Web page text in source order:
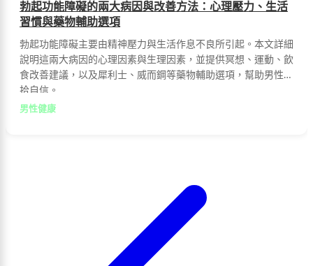
勃起功能障礙的兩大病因與改善方法：心理壓力、生活
習慣與藥物輔助選項
勃起功能障礙主要由精神壓力與生活作息不良所引起。本文詳細
說明這兩大病因的心理因素與生理因素，並提供冥想、運動、飲
食改善建議，以及犀利士、威而鋼等藥物輔助選項，幫助男性重
拾自信。
男性健康